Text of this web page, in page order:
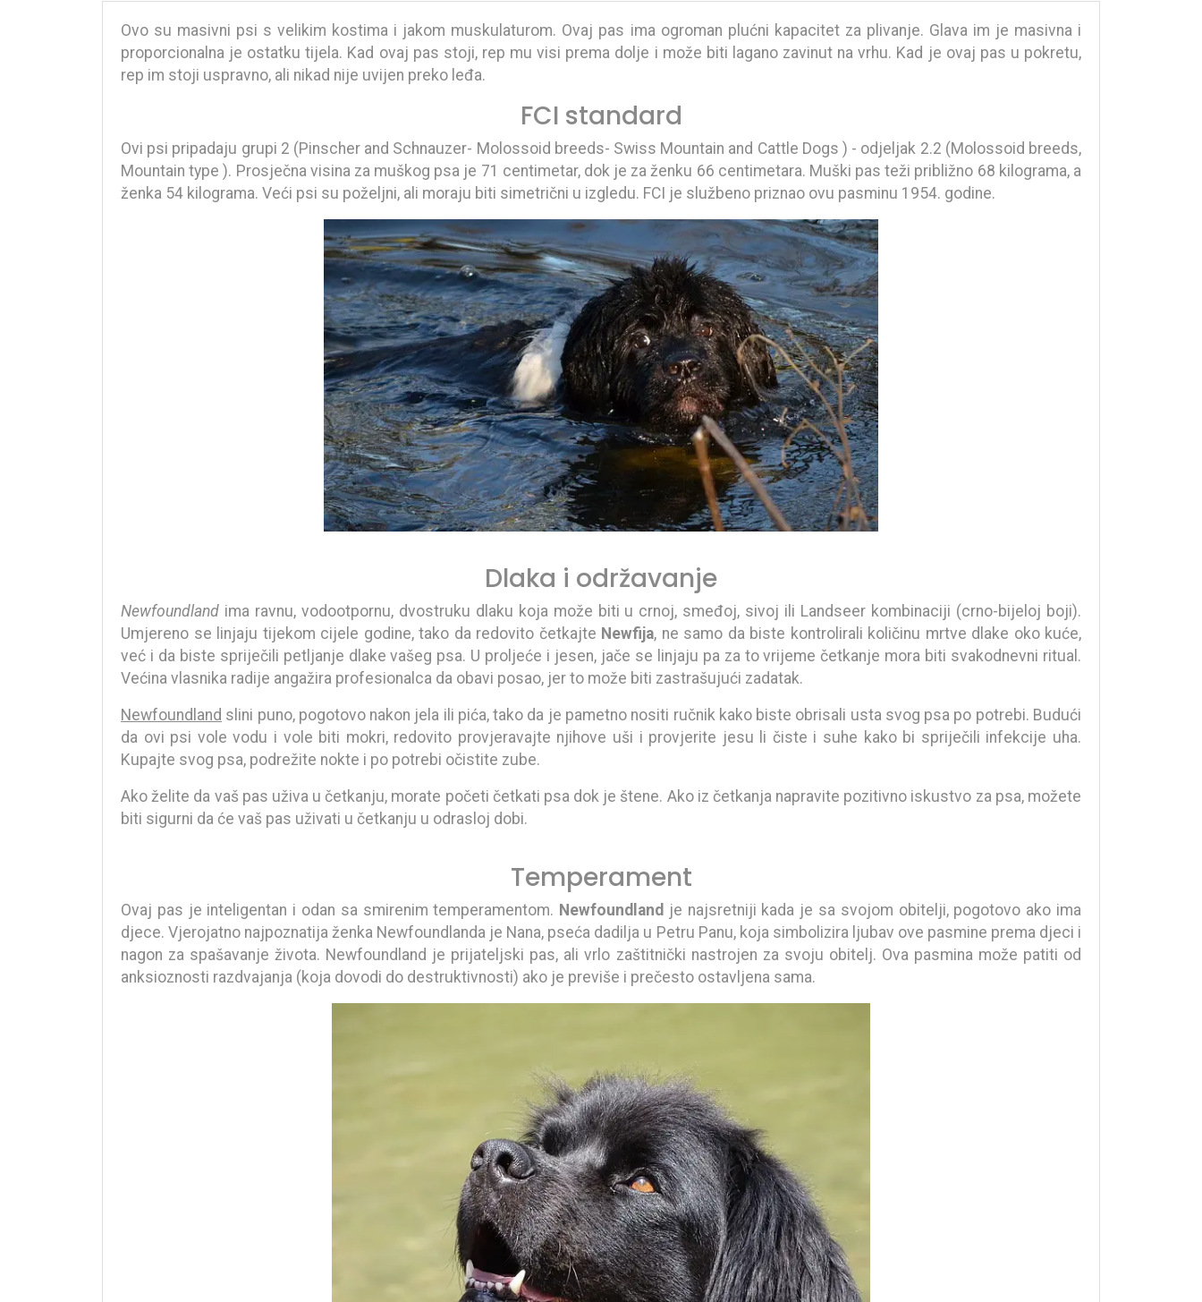
Ovo su masivni psi s velikim kostima i jakom muskulaturom. Ovaj pas ima ogroman plućni kapacitet za plivanje. Glava im je masivna i
proporcionalna je ostatku tijela. Kad ovaj pas stoji, rep mu visi prema dolje i može biti lagano zavinut na vrhu. Kad je ovaj pas u pokretu,
rep im stoji uspravno, ali nikad nije uvijen preko leđa.
FCI standard
Ovi psi pripadaju grupi 2 (Pinscher and Schnauzer- Molossoid breeds- Swiss Mountain and Cattle Dogs ) - odjeljak 2.2 (Molossoid breeds,
Mountain type ). Prosječna visina za muškog psa je 71 centimetar, dok je za ženku 66 centimetara. Muški pas teži približno 68 kilograma, a
ženka 54 kilograma. Veći psi su poželjni, ali moraju biti simetrični u izgledu. FCI je službeno priznao ovu pasminu 1954. godine.
Dlaka i održavanje
Newfoundland ima ravnu, vodootpornu, dvostruku dlaku koja može biti u crnoj, smeđoj, sivoj ili Landseer kombinaciji (crno-bijeloj boji).
Umjereno se linjaju tijekom cijele godine, tako da redovito četkajte Newfija, ne samo da biste kontrolirali količinu mrtve dlake oko kuće,
već i da biste spriječili petljanje dlake vašeg psa. U proljeće i jesen, jače se linjaju pa za to vrijeme četkanje mora biti svakodnevni ritual.
Većina vlasnika radije angažira profesionalca da obavi posao, jer to može biti zastrašujući zadatak.
Newfoundland slini puno, pogotovo nakon jela ili pića, tako da je pametno nositi ručnik kako biste obrisali usta svog psa po potrebi. Budući
da ovi psi vole vodu i vole biti mokri, redovito provjeravajte njihove uši i provjerite jesu li čiste i suhe kako bi spriječili infekcije uha.
Kupajte svog psa, podrežite nokte i po potrebi očistite zube.
Ako želite da vaš pas uživa u četkanju, morate početi četkati psa dok je štene. Ako iz četkanja napravite pozitivno iskustvo za psa, možete
biti sigurni da će vaš pas uživati u četkanju u odrasloj dobi.
Temperament
Ovaj pas je inteligentan i odan sa smirenim temperamentom. Newfoundland je najsretniji kada je sa svojom obitelji, pogotovo ako ima
djece. Vjerojatno najpoznatija ženka Newfoundlanda je Nana, pseća dadilja u Petru Panu, koja simbolizira ljubav ove pasmine prema djeci i
nagon za spašavanje života. Newfoundland je prijateljski pas, ali vrlo zaštitnički nastrojen za svoju obitelj. Ova pasmina može patiti od
anksioznosti razdvajanja (koja dovodi do destruktivnosti) ako je previše i prečesto ostavljena sama.